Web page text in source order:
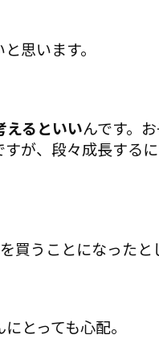
思います。
えるといいんです。
が、段々成長する
うことになったと
とっても心配。